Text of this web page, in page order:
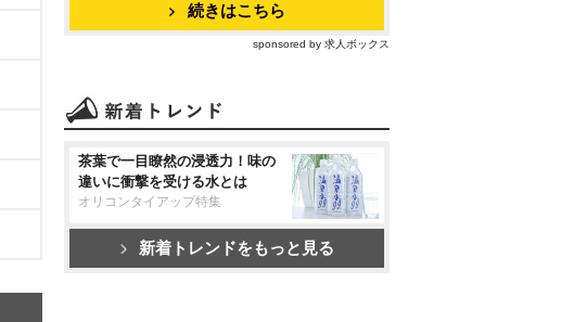
続きはこちら
sponsored by 求人ボックス
茶葉で一目瞭然の浸透力！味の
違いに衝撃を受ける水とは
オリコンタイアップ特集
新着トレンドをもっと見る